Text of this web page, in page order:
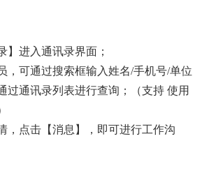
】进入通讯录界面；
，可通过搜索框输入姓名/手机号/单位
过通讯录列表进行查询；（支持 使用
，点击【消息】，即可进行工作沟